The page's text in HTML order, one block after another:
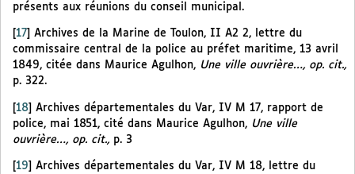
présents aux réunions du conseil municipal.
17
Archives de la Marine de Toulon, II A2 2, lettre du
commissaire central de la police au préfet maritime, 13 avril
1849, citée dans Maurice Agulhon, Une ville ouvrière…, op. cit.,
p. 322.
[18] Archives départementales du Var, IV M 17, rapport de
police, mai 1851, cité dans Maurice Agulhon, Une ville
ouvrière…, op. cit., p. 3
19
Archives départementales du Var, IV M 18, lettre du